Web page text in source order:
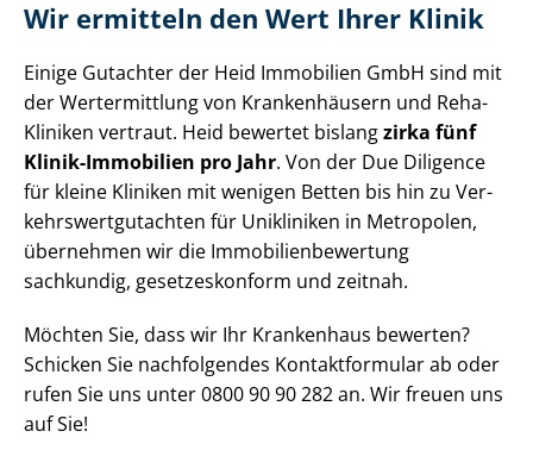
Wir ermitteln den Wert Ihrer Klinik
Einige Gutachter der Heid Immobilien GmbH sind mit
der Wertermittlung von Krankenhäusern und Reha-
Kliniken vertraut. Heid bewertet bislangzirka fünf
Klinik-Immobilien pro Jahr. Von der Due Diligence
für kleine Kliniken mit wenigen Betten bis hin zu Ver­
kehrs­wert­gut­ach­ten für Unikliniken in Metropolen,
übernehmen wir die Im­mo­bi­li­en­be­wer­tung
sachkundig, gesetzeskonform und zeitnah.
Möchten Sie, dass wir Ihr Krankenhaus bewerten?
Schicken Sie nachfolgendes Kontaktformular ab oder
rufen Sie uns unter 0800 90 90 282 an. Wir freuen uns
auf Sie!